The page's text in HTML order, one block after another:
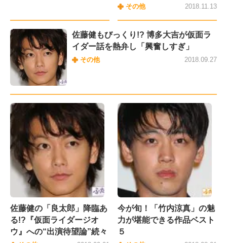
その他 2018.11.13
佐藤健もびっくり!? 博多大吉が仮面ラ
イダー話を熱弁し「興奮しすぎ」
その他 2018.09.27
佐藤健の「良太郎」降臨あ
る!?『仮面ライダージオ
ウ』への“出演待望論”続々
今が旬！「竹内涼真」の魅
力が堪能できる作品ベスト
５